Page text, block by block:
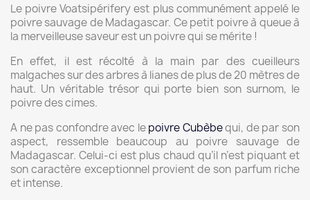
Le poivre Voatsipérifery est plus communément appelé le
poivre sauvage de Madagascar. Ce petit poivre à queue à
la merveilleuse saveur est un poivre qui se mérite !
En effet, il est récolté à la main par des cueilleurs
malgaches sur des arbres à lianes de plus de 20 mètres de
haut. Un véritable trésor qui porte bien son surnom, le
poivre des cimes.
A ne pas confondre avec lepoivre Cubèbequi, de par son
aspect, ressemble beaucoup au poivre sauvage de
Madagascar. Celui-ci est plus chaud qu’il n’est piquant et
son caractère exceptionnel provient de son parfum riche
et intense.